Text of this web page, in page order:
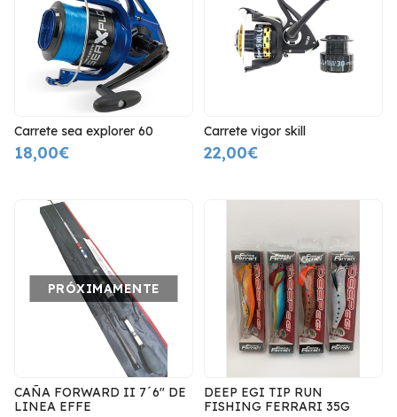
Carrete sea explorer 60
18,00€
Carrete vigor skill
22,00€
PRÓXIMAMENTE
CAÑA FORWARD II 7´6" DE
LINEA EFFE
DEEP EGI TIP RUN
FISHING FERRARI 35G